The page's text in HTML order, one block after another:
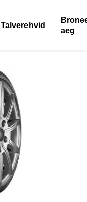
Talverehvid
aeg